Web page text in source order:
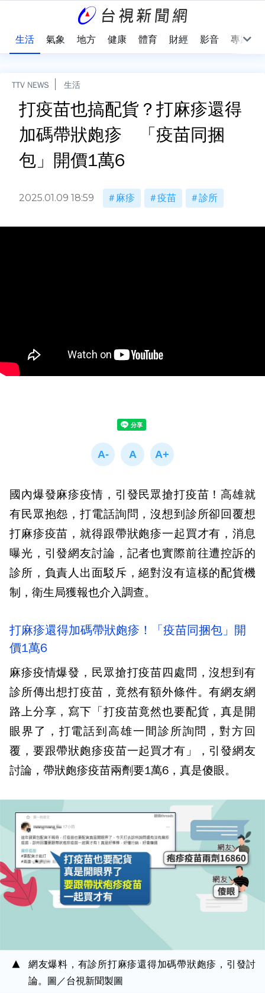
生活 氣象 地方 健康 體育 財經 影音 專題
TTV NEWS 生活
打疫苗也搞配貨？打麻疹還得
加碼帶狀皰疹 「疫苗同捆
包」開價1萬6
2025.01.09 18:59 麻疹 疫苗 診所
國內爆發麻疹疫情，引發民眾搶打疫苗！高雄就
有民眾抱怨，打電話詢問，沒想到診所卻回覆想
打麻疹疫苗，就得跟帶狀皰疹一起買才有，消息
曝光，引發網友討論，記者也實際前往遭控訴的
診所，負責人出面駁斥，絕對沒有這樣的配貨機
制，衛生局獲報也介入調查。
打麻疹還得加碼帶狀皰疹！「疫苗同捆包」開
價1萬6
麻疹疫情爆發，民眾搶打疫苗四處問，沒想到有
診所傳出想打疫苗，竟然有額外條件。有網友網
路上分享，寫下「打疫苗竟然也要配貨，真是開
眼界了，打電話到高雄一間診所詢問，對方回
覆，要跟帶狀皰疹疫苗一起買才有」，引發網友
討論，帶狀皰疹疫苗兩劑要1萬6，真是傻眼。
網友爆料，有診所打麻疹還得加碼帶狀皰疹，引發討
論。圖／台視新聞製圖